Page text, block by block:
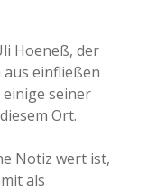
Hoeneß, der
aus einfließen
einige seiner
Ort.
Notiz wert ist,
als